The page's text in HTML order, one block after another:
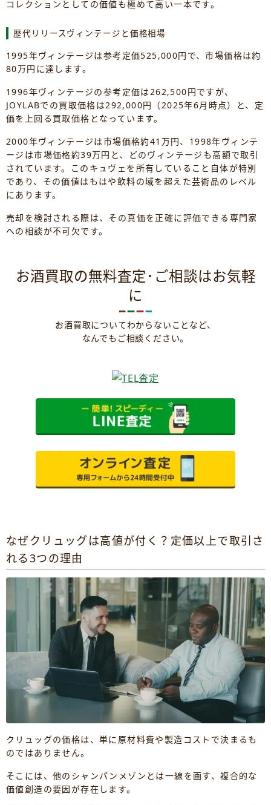
コレクションとしての価値も極めて高い一本です。
歴代リリースヴィンテージと価格相場
1995年ヴィンテージは参考定価525,000円で、市場価格は約
80万円に達します。
1996年ヴィンテージの参考定価は262,500円ですが、
JOYLABでの買取価格は292,000円（2025年6月時点）と、定
価を上回る買取価格となっています。
2000年ヴィンテージは市場価格約41万円、1998年ヴィンテ
ージは市場価格約39万円と、どのヴィンテージも高額で取引
されています。このキュヴェを所有していること自体が特別
であり、その価値はもはや飲料の域を超えた芸術品のレベル
にあります。
売却を検討される際は、その真価を正確に評価できる専門家
への相談が不可欠です。
お酒買取の無料査定･ご相談はお気軽
に
お酒買取についてわからないことなど、
なんでもご相談ください。
なぜクリュッグは高値が付く？定価以上で取引さ
れる3つの理由
クリュッグの価格は、単に原材料費や製造コストで決まるも
のではありません。
そこには、他のシャンパンメゾンとは一線を画す、複合的な
価値創造の要因が存在します。